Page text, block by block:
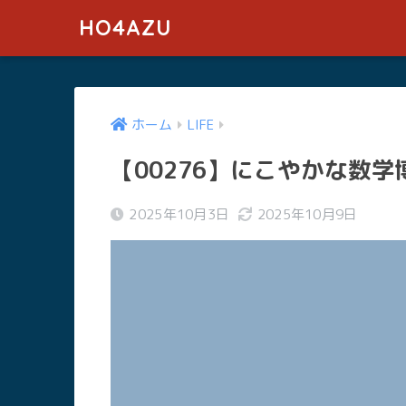
HO4AZU
ホーム LIFE
【00276】にこやかな数学
2025年10月3日 2025年10月9日